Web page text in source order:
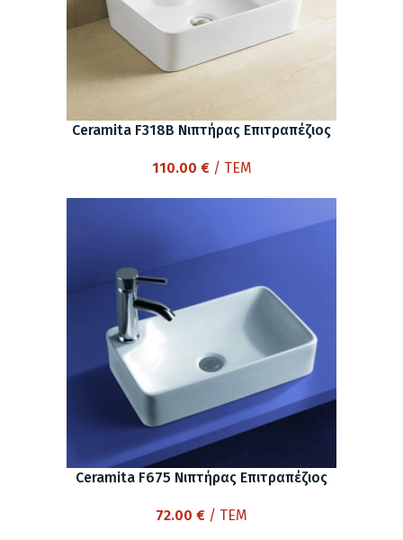
Ceramita F318B Νιπτήρας Επιτραπέζιος
110.00 €/ ΤΕΜ
Ceramita F675 Νιπτήρας Επιτραπέζιος
72.00 € / ΤΕΜ